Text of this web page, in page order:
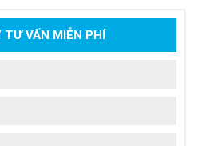
TƯ VẤN MIỄN PHÍ